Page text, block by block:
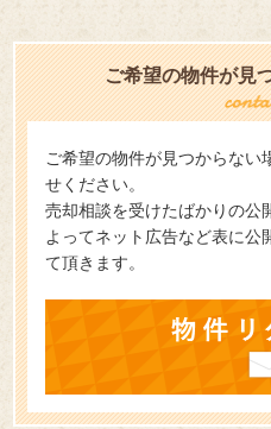
ご希望の物件が見
ご希望の物件が見つからない
せください。
売却相談を受けたばかりの公
よってネット広告など表に公
て頂きます。